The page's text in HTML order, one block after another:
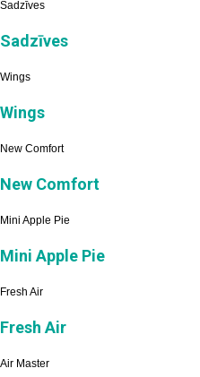
Sadzīves
Sadzīves
Wings
Wings
New Comfort
New Comfort
Mini Apple Pie
Mini Apple Pie
Fresh Air
Fresh Air
Air Master